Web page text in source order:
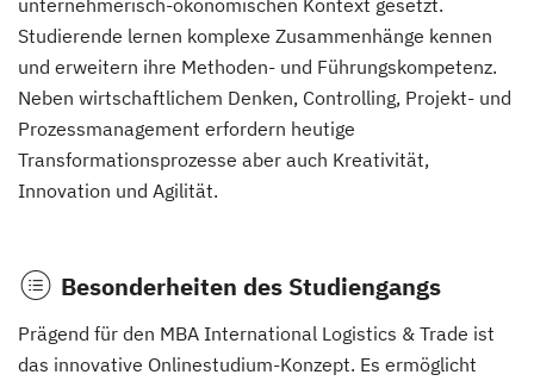
unternehmerisch-ökonomischen Kontext gesetzt.
Studierende lernen komplexe Zusammenhänge kennen
und erweitern ihre Methoden- und Führungskompetenz.
Neben wirtschaftlichem Denken, Controlling, Projekt- und
Prozessmanagement erfordern heutige
Transformationsprozesse aber auch Kreativität,
Innovation und Agilität.
Besonderheiten des Studiengangs
Prägend für den MBA International Logistics & Trade ist
das innovative Onlinestudium-Konzept. Es ermöglicht